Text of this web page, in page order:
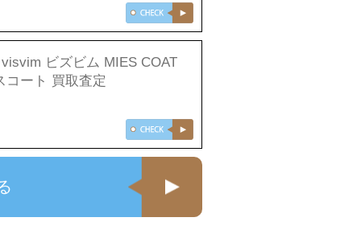
ビズビム MIES COAT
コート 買取査定